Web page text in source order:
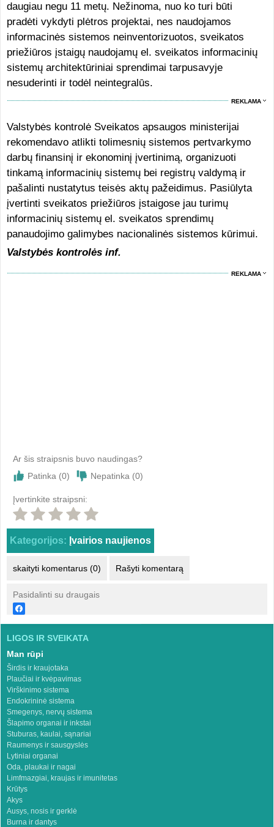
daugiau negu 11 metų. Nežinoma, nuo ko turi būti
pradėti vykdyti plėtros projektai, nes naudojamos
informacinės sistemos neinventorizuotos, sveikatos
priežiūros įstaigų naudojamų el. sveikatos informacinių
sistemų architektūriniai sprendimai tarpusavyje
nesuderinti ir todėl neintegralūs.
REKLAMA
Valstybės kontrolė Sveikatos apsaugos ministerijai
rekomendavo atlikti tolimesnių sistemos pertvarkymo
darbų finansinį ir ekonominį įvertinimą, organizuoti
tinkamą informacinių sistemų bei registrų valdymą ir
pašalinti nustatytus teisės aktų pažeidimus. Pasiūlyta
įvertinti sveikatos priežiūros įstaigose jau turimų
informacinių sistemų el. sveikatos sprendimų
panaudojimo galimybes nacionalinės sistemos kūrimui.
Valstybės kontrolės inf.
REKLAMA
Ar šis straipsnis buvo naudingas?
Patinka (0) Nepatinka (0)
Įvertinkite straipsni:
Kategorijos: Įvairios naujienos
skaityti komentarus (0) Rašyti komentarą
Pasidalinti su draugais
LIGOS IR SVEIKATA
Man rūpi
Širdis ir kraujotaka
Plaučiai ir kvėpavimas
Virškinimo sistema
Endokrininė sistema
Smegenys, nervų sistema
Šlapimo organai ir inkstai
Stuburas, kaulai, sąnariai
Raumenys ir sausgyslės
Lytiniai organai
Oda, plaukai ir nagai
Limfmazgiai, kraujas ir imunitetas
Krūtys
Akys
Ausys, nosis ir gerklė
Burna ir dantys